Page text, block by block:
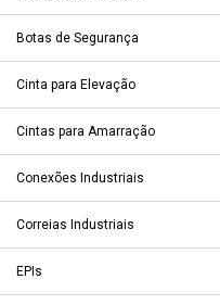
Botas de Segurança
Cinta para Elevação
Cintas para Amarração
Conexões Industriais
Correias Industriais
EPIs